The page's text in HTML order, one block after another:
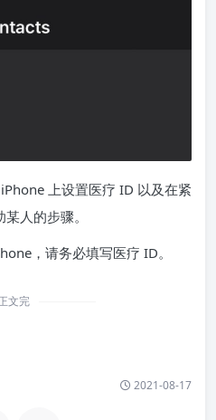
上设置医疗 ID 以及在紧
人的步骤。
，请务必填写医疗 ID。
文完
2021-08-17